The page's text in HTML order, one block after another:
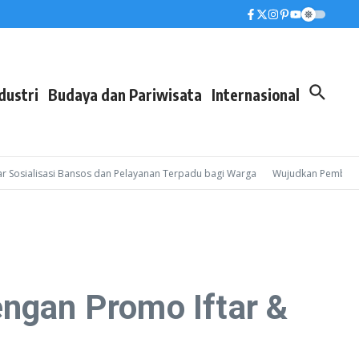
Budaya dan Pariwisata Internasional
Bansos dan Pelayanan Terpadu bagi Warga Wujudkan Pembinaan
Promo Iftar &